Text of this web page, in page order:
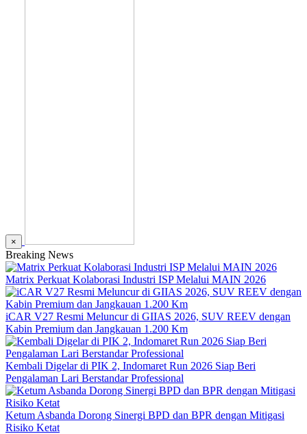
×
Breaking News
Matrix Perkuat Kolaborasi Industri ISP Melalui MAIN 2026
iCAR V27 Resmi Meluncur di GIIAS 2026, SUV REEV dengan
Kabin Premium dan Jangkauan 1.200 Km
Kembali Digelar di PIK 2, Indomaret Run 2026 Siap Beri
Pengalaman Lari Berstandar Professional
Ketum Asbanda Dorong Sinergi BPD dan BPR dengan Mitigasi
Risiko Ketat